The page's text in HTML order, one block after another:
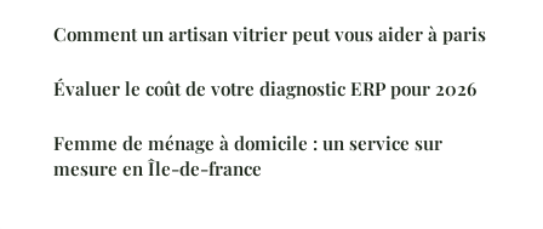
Comment un artisan vitrier peut vous aider à paris
Évaluer le coût de votre diagnostic ERP pour 2026
Femme de ménage à domicile : un service sur
mesure en Île-de-france